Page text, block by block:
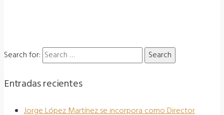
Search for:
Entradas recientes
Jorge López Martínez se incorpora como Director